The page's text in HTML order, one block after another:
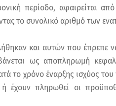
περίοδο, αφαιρείται από
το συνολικό αριθμό των
και αυτών που έπρεπε
ως αποπληρωμή
το χρόνο έναρξης ισχύος
έχουν πληρωθεί οι